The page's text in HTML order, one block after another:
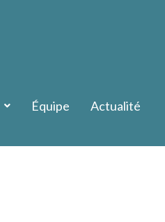
Équipe Actualité